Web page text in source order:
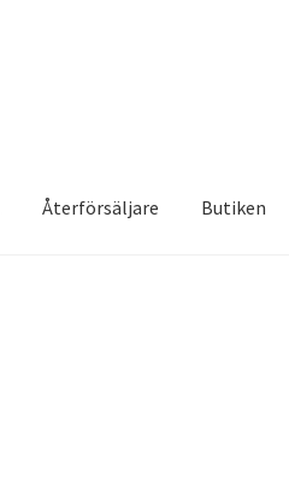
Återförsäljare Butiken